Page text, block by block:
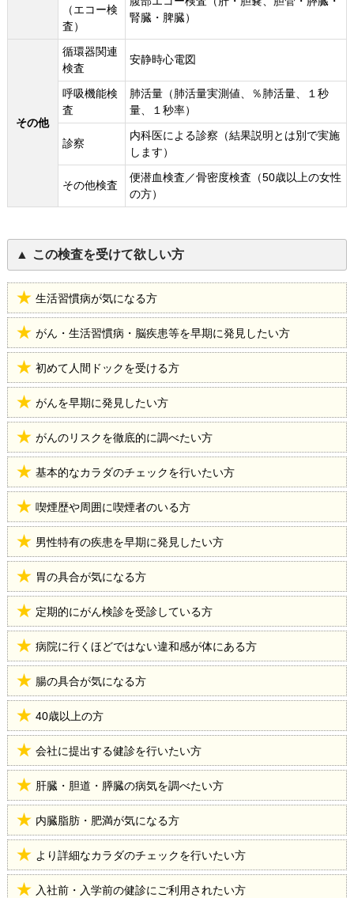
（エコー検
査）
腎臓・脾臓）
その他
循環器関連
検査
安静時心電図
呼吸機能検
査
肺活量（肺活量実測値、％肺活量、１秒
量、１秒率）
診察
内科医による診察（結果説明とは別で実施
します）
その他検査
便潜血検査／骨密度検査（50歳以上の女性
の方）
この検査を受けて欲しい方
生活習慣病が気になる方
がん・生活習慣病・脳疾患等を早期に発見したい方
初めて人間ドックを受ける方
がんを早期に発見したい方
がんのリスクを徹底的に調べたい方
基本的なカラダのチェックを行いたい方
喫煙歴や周囲に喫煙者のいる方
男性特有の疾患を早期に発見したい方
胃の具合が気になる方
定期的にがん検診を受診している方
病院に行くほどではない違和感が体にある方
腸の具合が気になる方
40歳以上の方
会社に提出する健診を行いたい方
肝臓・胆道・膵臓の病気を調べたい方
内臓脂肪・肥満が気になる方
より詳細なカラダのチェックを行いたい方
入社前・入学前の健診にご利用されたい方